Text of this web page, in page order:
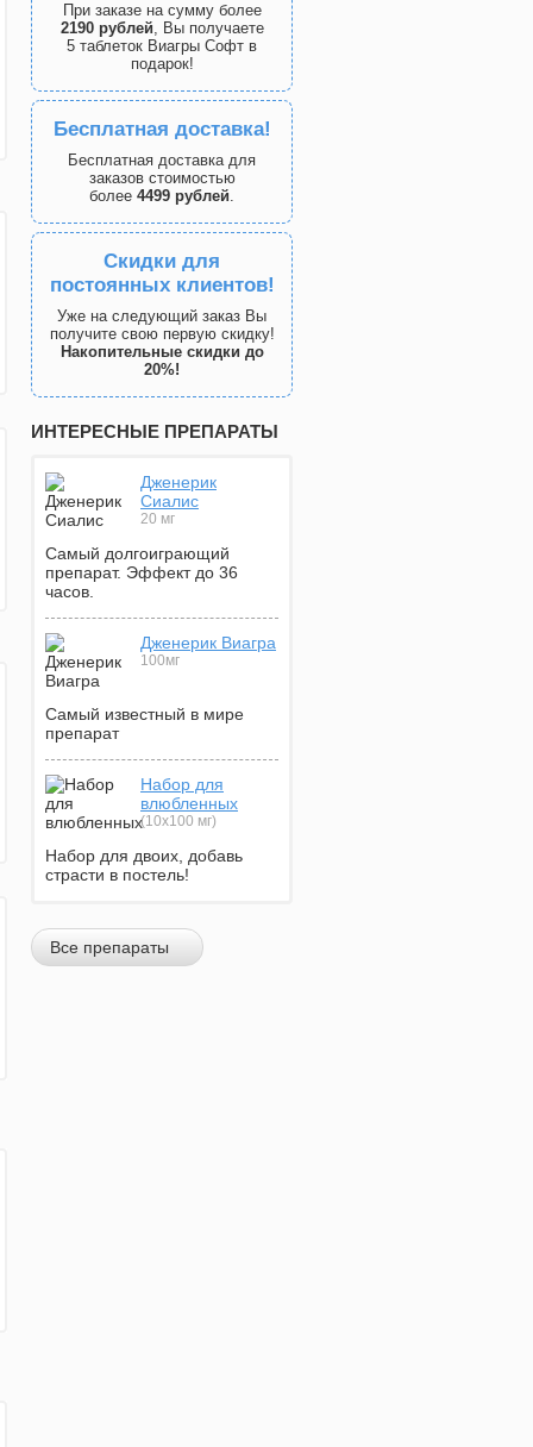
При заказе на сумму более
2190 рублей, Вы получаете
5 таблеток Виагры Софт в
подарок!
Бесплатная доставка!
Бесплатная доставка для
заказов стоимостью
более 4499 рублей.
Скидки для
постоянных клиентов!
Уже на следующий заказ Вы
получите свою первую скидку!
Накопительные скидки до
20%!
ИНТЕРЕСНЫЕ ПРЕПАРАТЫ
Дженерик
Сиалис
20 мг
Самый долгоиграющий
препарат. Эффект до 36
часов.
Дженерик Виагра
100мг
Самый известный в мире
препарат
Набор для
влюбленных
(10х100 мг)
Набор для двоих, добавь
страсти в постель!
Все препараты